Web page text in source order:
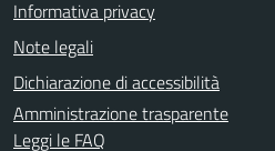
Informativa privacy
Note legali
Dichiarazione di accessibilità
Amministrazione trasparente
Leggi le FAQ